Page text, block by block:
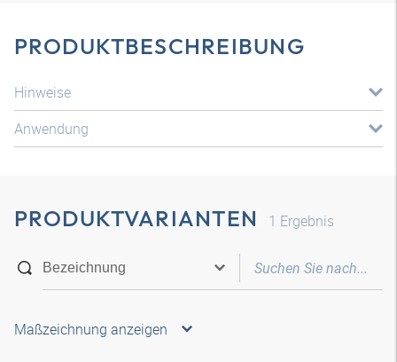
PRODUKTBESCHREIBUNG
Hinweise
Anwendung
PRODUKTVARIANTEN 1 Ergebnis
Maßzeichnung anzeigen